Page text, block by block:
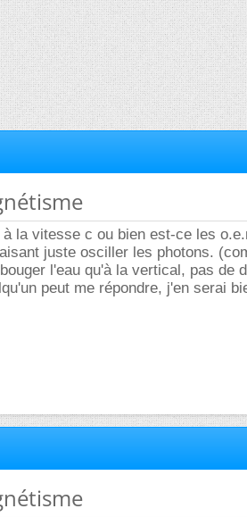
la vitesse c ou bien est-ce les
juste osciller les photons.
l'eau qu'à la vertical, pas de
peut me répondre, j'en serai